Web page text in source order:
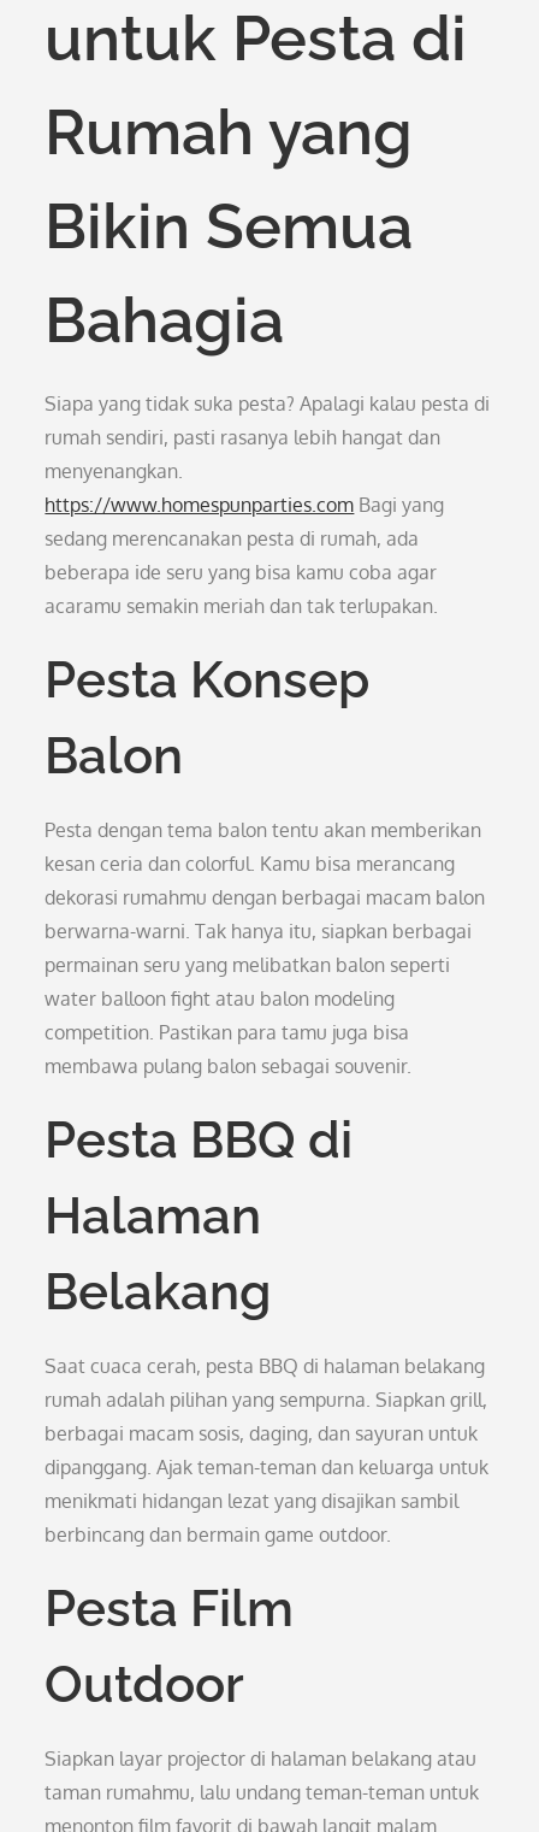
untuk Pesta di
Rumah yang
Bikin Semua
Bahagia
Siapa yang tidak suka pesta? Apalagi kalau pesta di
rumah sendiri, pasti rasanya lebih hangat dan
menyenangkan.
https://www.homespunparties.com Bagi yang
sedang merencanakan pesta di rumah, ada
beberapa ide seru yang bisa kamu coba agar
acaramu semakin meriah dan tak terlupakan.
Pesta Konsep
Balon
Pesta dengan tema balon tentu akan memberikan
kesan ceria dan colorful. Kamu bisa merancang
dekorasi rumahmu dengan berbagai macam balon
berwarna-warni. Tak hanya itu, siapkan berbagai
permainan seru yang melibatkan balon seperti
water balloon fight atau balon modeling
competition. Pastikan para tamu juga bisa
membawa pulang balon sebagai souvenir.
Pesta BBQ di
Halaman
Belakang
Saat cuaca cerah, pesta BBQ di halaman belakang
rumah adalah pilihan yang sempurna. Siapkan grill,
berbagai macam sosis, daging, dan sayuran untuk
dipanggang. Ajak teman-teman dan keluarga untuk
menikmati hidangan lezat yang disajikan sambil
berbincang dan bermain game outdoor.
Pesta Film
Outdoor
Siapkan layar projector di halaman belakang atau
taman rumahmu, lalu undang teman-teman untuk
menonton film favorit di bawah langit malam.